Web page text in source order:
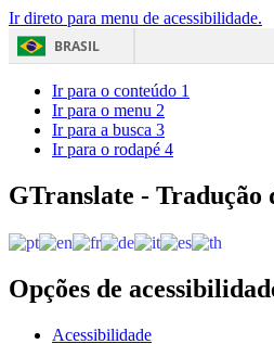
Ir direto para menu de acessibilidade.
BRASIL
Ir para o conteúdo 1
Ir para o menu 2
Ir para a busca 3
Ir para o rodapé 4
GTranslate - Tradução
Opções de
Acessibilidade